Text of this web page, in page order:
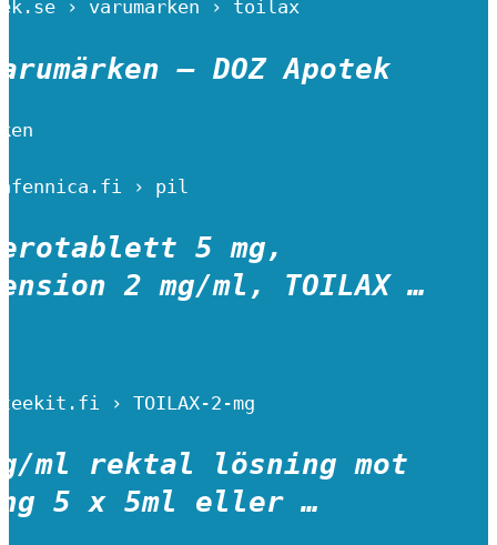
› varumarken › toilax
– DOZ Apotek
› pil
5 mg,
2 mg/ml, TOILAX …
› TOILAX-2-mg
ml rektal lösning mot
5 x 5ml eller …